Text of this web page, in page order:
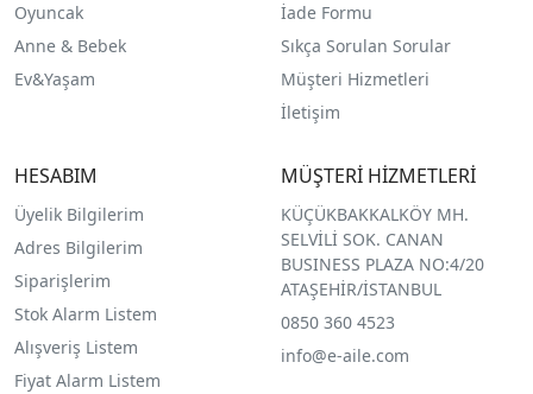
Oyuncak
Anne & Bebek
Ev&Yaşam
İade Formu
Sıkça Sorulan Sorular
Müşteri Hizmetleri
İletişim
HESABIM
Üyelik Bilgilerim
Adres Bilgilerim
Siparişlerim
Stok Alarm Listem
Alışveriş Listem
Fiyat Alarm Listem
MÜŞTERİ HİZMETLERİ
KÜÇÜKBAKKALKÖY MH.
SELVİLİ SOK. CANAN
BUSINESS PLAZA NO:4/20
ATAŞEHİR/İSTANBUL
0850 360 4523
info@e-aile.com